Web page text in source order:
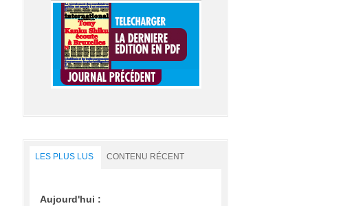
LES PLUS LUS CONTENU RÉCENT
Aujourd'hui :